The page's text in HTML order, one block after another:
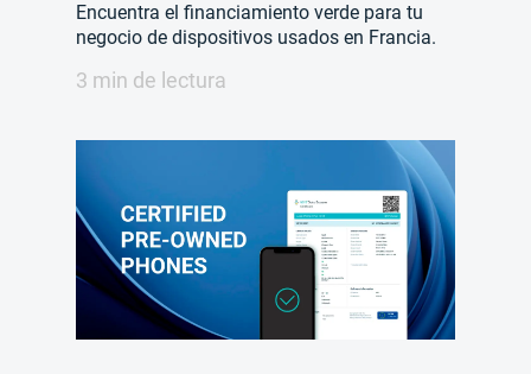
Encuentra el financiamiento verde para tu
negocio de dispositivos usados en Francia.
3 min de lectura